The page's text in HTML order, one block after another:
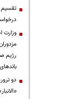
تقسیم
دو